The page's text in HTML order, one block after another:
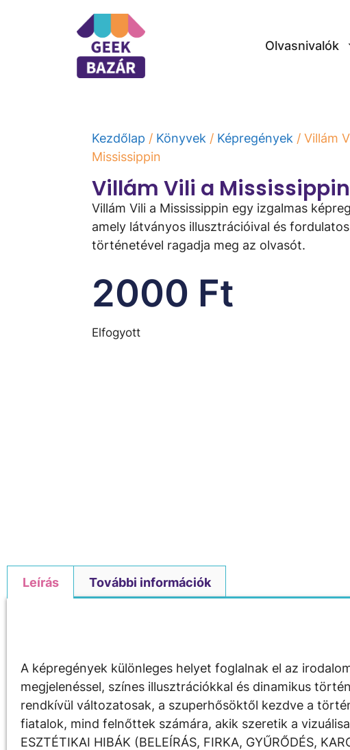
Olvasnivalók
Kezdőlap / Könyvek / Képregények / Villám
Mississippin
Villám Vili a Mississippin
Villám Vili a Mississippin egy izgalmas
amely látványos illusztrációival és fordulatos
történetével ragadja meg az olvasót.
2000 Ft
Elfogyott
Leírás További információk
A képregények különleges helyet foglalnak el az
megjelenéssel, színes illusztrációkkal és dinamikus
rendkívül változatosak, a szuperhősöktől kezdve a
fiatalok, mind felnőttek számára, akik szeretik a
ESZTÉTIKAI HIBÁK (BELEÍRÁS, FIRKA, GYŰRŐDÉS,